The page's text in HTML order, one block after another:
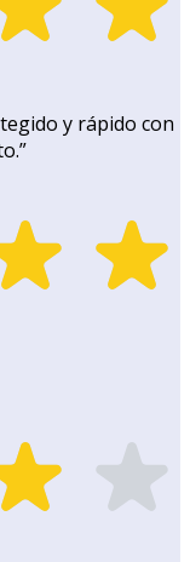
y rápido con
”